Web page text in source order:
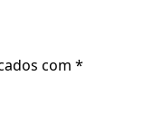
com *